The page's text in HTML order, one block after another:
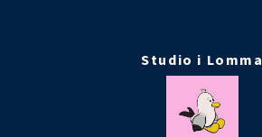
Studio i Lomma